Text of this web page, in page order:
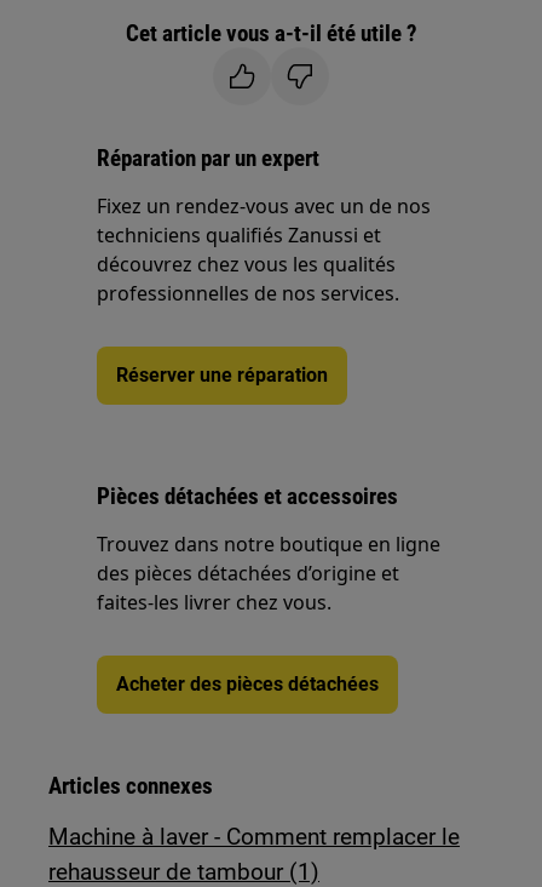
Cet article vous a-t-il été utile ?
Réparation par un expert
Fixez un rendez-vous avec un de nos
techniciens qualifiés Zanussi et
découvrez chez vous les qualités
professionnelles de nos services.
Réserver une réparation
Pièces détachées et accessoires
Trouvez dans notre boutique en ligne
des pièces détachées d’origine et
faites-les livrer chez vous.
Acheter des pièces détachées
Articles connexes
Machine à laver - Comment remplacer le
rehausseur de tambour (1)